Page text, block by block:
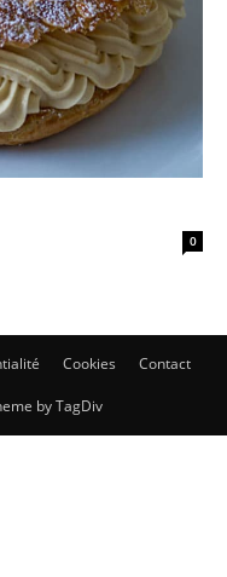
0
Cookies Contact
by TagDiv